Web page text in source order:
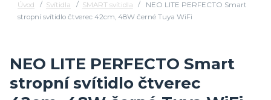
Úvod Svítidla SMART svítidla
NEO LITE PERFECTO Smart
stropní svítidlo čtverec 42cm, 48W černé Tuya WiFi
NEO LITE PERFECTO Smart
stropní svítidlo čtverec